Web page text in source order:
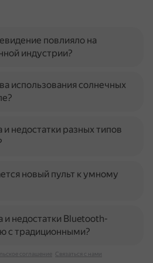
повлияло на
индустрии?
использования солнечных
недостатки разных типов
новый пульт к умному
недостатки Bluetooth-
с традиционными?
соглашение Связаться с нами